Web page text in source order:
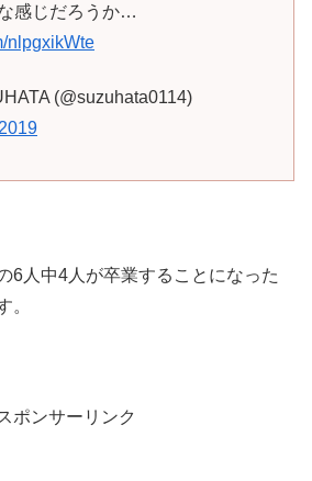
感じだろうか…
nlpgxikWte
(@suzuhata0114)
6人中4人が卒業することになった
。
ポンサーリンク